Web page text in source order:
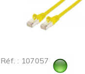
Réf. : 107057